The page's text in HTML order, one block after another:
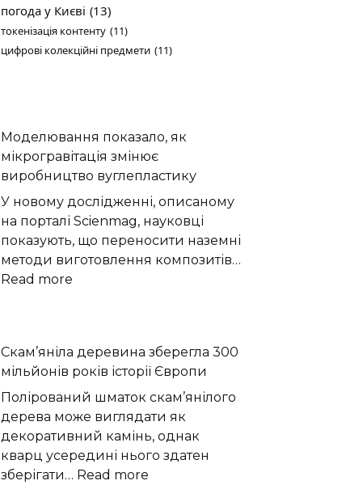
погода у Києві (13)
токенізація контенту (11)
цифрові колекційні предмети (11)
Моделювання показало, як
мікрогравітація змінює
виробництво вуглепластику
У новому дослідженні, описаному
на порталі Scienmag, науковці
показують, що переносити наземні
методи виготовлення композитів…
Read more
мікрогравітація
змінює
виробництво
вуглепластику
Скам’яніла деревина зберегла 300
мільйонів років історії Європи
Полірований шматок скам’янілого
дерева може виглядати як
декоративний камінь, однак
кварц усередині нього здатен
зберігати… Read more